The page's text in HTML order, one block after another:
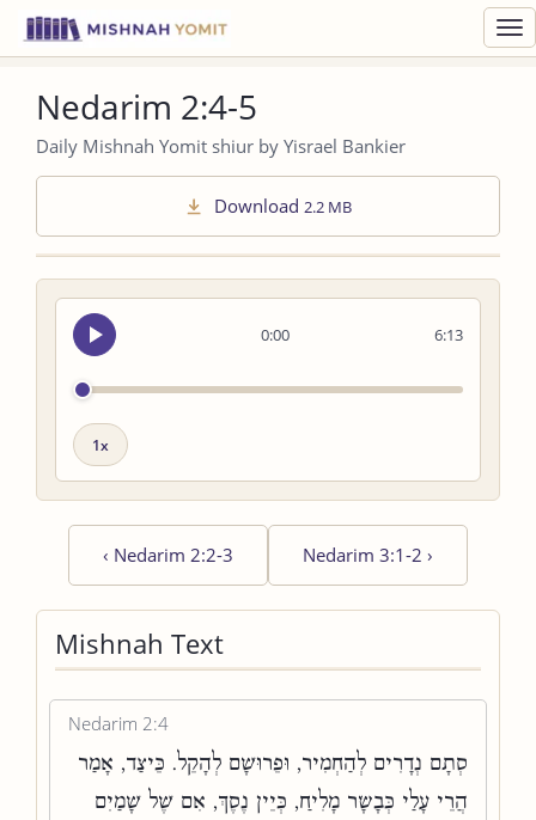
Nedarim 2:4-5
Daily Mishnah Yomit shiur by Yisrael Bankier
Download 2.2 MB
0:00
Seek
audio
6:13
Playback
‹ Nedarim 2:2-3 Nedarim 3:1-2 ›
Mishnah Text
Nedarim 2:4
סְתָם נְדָרִים לְהַחְמִיר, וּפֵרוּשָׁם לְהָקֵל. כֵּיצַד, אָמַר
הֲרֵי עָלַי כְּבָשָׂר מָלִיחַ, כְּיֵין נֶסֶךְ, אִם שֶׁל שָׁמַיִם